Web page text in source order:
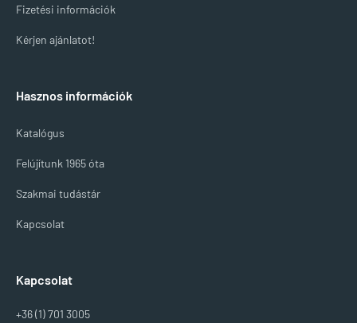
Fizetési információk
Kérjen ajánlatot!
Hasznos információk
Katalógus
Felújítunk 1965 óta
Szakmai tudástár
Kapcsolat
Kapcsolat
+36 (1) 701 3005